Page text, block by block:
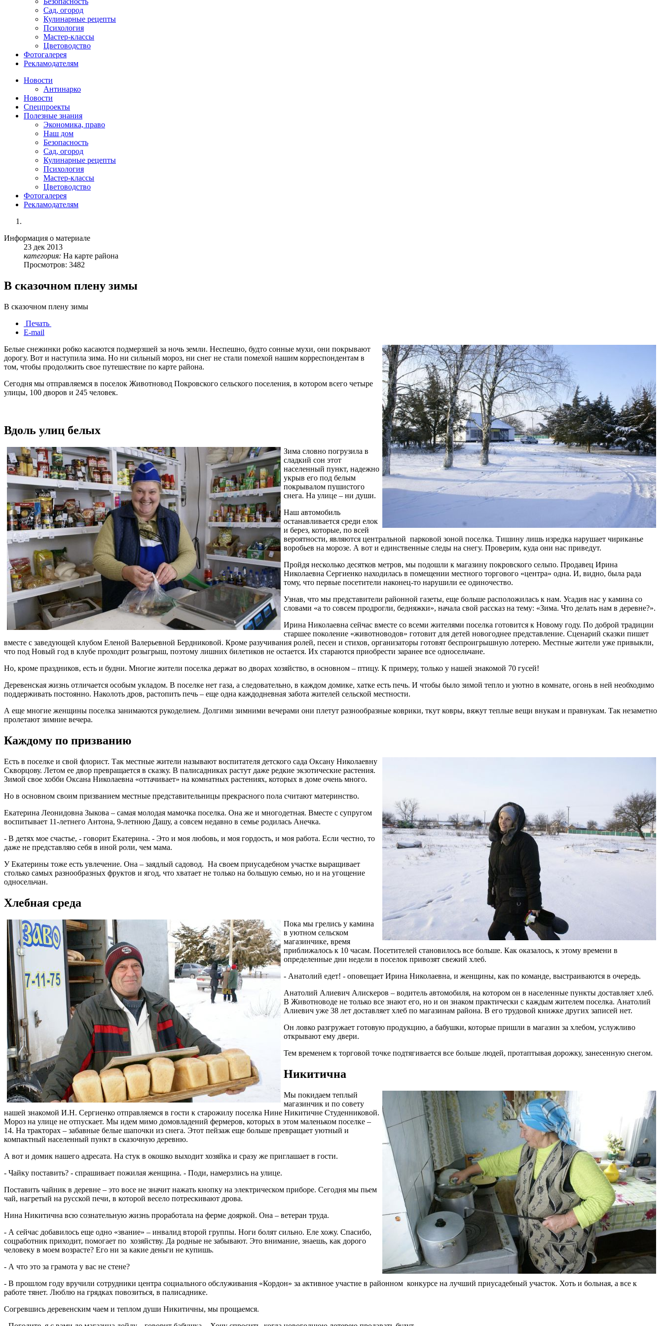
Сад, огород
Кулинарные рецепты
Психология
Мастер-классы
Цветоводство
Фотогалерея
Рекламодателям
Новости
Антинарко
Новости
Спецпроекты
Полезные знания
Экономика, право
Наш дом
Безопасность
Сад, огород
Кулинарные рецепты
Психология
Мастер-классы
Цветоводство
Фотогалерея
Рекламодателям
Информация о материале
23 дек 2013
категория: На карте района
Просмотров: 3482
В сказочном плену зимы
В сказочном плену зимы
Печать
E-mail
Белые снежинки робко касаются подмерзшей за ночь земли. Неспешно, будто сонные мухи, они покрывают
дорогу. Вот и наступила зима. Но ни сильный мороз, ни снег не стали помехой нашим корреспондентам в
том, чтобы продолжить свое путешествие по карте района.
Сегодня мы отправляемся в поселок Животновод Покровского сельского поселения, в котором всего четыре
улицы, 100 дворов и 245 человек.
Вдоль улиц белых
Зима словно погрузила в
сладкий сон этот
населенный пункт, надежно
укрыв его под белым
покрывалом пушистого
снега. На улице – ни души.
Наш автомобиль
останавливается среди елок
и берез, которые, по всей
вероятности, являются центральной парковой зоной поселка. Тишину лишь изредка нарушает чириканье
воробьев на морозе. А вот и единственные следы на снегу. Проверим, куда они нас приведут.
Пройдя несколько десятков метров, мы подошли к магазину покровского сельпо. Продавец Ирина
Николаевна Сергиенко находилась в помещении местного торгового «центра» одна. И, видно, была рада
тому, что первые посетители наконец-то нарушили ее одиночество.
Узнав, что мы представители районной газеты, еще больше расположилась к нам. Усадив нас у камина со
словами «а то совсем продрогли, бедняжки», начала свой рассказ на тему: «Зима. Что делать нам в деревне?».
Ирина Николаевна сейчас вместе со всеми жителями поселка готовится к Новому году. По доброй традиции
старшее поколение «животноводов» готовит для детей новогоднее представление. Сценарий сказки пишет
вместе с заведующей клубом Еленой Валерьевной Бердниковой. Кроме разучивания ролей, песен и стихов, организаторы готовят беспроигрышную лотерею. Местные жители уже привыкли,
что под Новый год в клубе проходит розыгрыш, поэтому лишних билетиков не остается. Их стараются приобрести заранее все односельчане.
Но, кроме праздников, есть и будни. Многие жители поселка держат во дворах хозяйство, в основном – птицу. К примеру, только у нашей знакомой 70 гусей!
Деревенская жизнь отличается особым укладом. В поселке нет газа, а следовательно, в каждом домике, хатке есть печь. И чтобы было зимой тепло и уютно в комнате, огонь в ней необходимо
поддерживать постоянно. Наколоть дров, растопить печь – еще одна каждодневная забота жителей сельской местности.
А еще многие женщины поселка занимаются рукоделием. Долгими зимними вечерами они плетут разнообразные коврики, ткут ковры, вяжут теплые вещи внукам и правнукам. Так незаметно
пролетают зимние вечера.
Каждому по призванию
Есть в поселке и свой флорист. Так местные жители называют воспитателя детского сада Оксану Николаевну
Скворцову. Летом ее двор превращается в сказку. В палисадниках растут даже редкие экзотические растения.
Зимой свое хобби Оксана Николаевна «оттачивает» на комнатных растениях, которых в доме очень много.
Но в основном своим призванием местные представительницы прекрасного пола считают материнство.
Екатерина Леонидовна Зыкова – самая молодая мамочка поселка. Она же и многодетная. Вместе с супругом
воспитывает 11-летнего Антона, 9-летнюю Дашу, а совсем недавно в семье родилась Анечка.
- В детях мое счастье, - говорит Екатерина. - Это и моя любовь, и моя гордость, и моя работа. Если честно, то
даже не представляю себя в иной роли, чем мама.
У Екатерины тоже есть увлечение. Она – заядлый садовод. На своем приусадебном участке выращивает
столько самых разнообразных фруктов и ягод, что хватает не только на большую семью, но и на угощение
односельчан.
Хлебная среда
Пока мы грелись у камина
в уютном сельском
магазинчике, время
приближалось к 10 часам. Посетителей становилось все больше. Как оказалось, к этому времени в
определенные дни недели в поселок привозят свежий хлеб.
- Анатолий едет! - оповещает Ирина Николаевна, и женщины, как по команде, выстраиваются в очередь.
Анатолий Алиевич Алискеров – водитель автомобиля, на котором он в населенные пункты доставляет хлеб.
В Животноводе не только все знают его, но и он знаком практически с каждым жителем поселка. Анатолий
Алиевич уже 38 лет доставляет хлеб по магазинам района. В его трудовой книжке других записей нет.
Он ловко разгружает готовую продукцию, а бабушки, которые пришли в магазин за хлебом, услужливо
открывают ему двери.
Тем временем к торговой точке подтягивается все больше людей, протаптывая дорожку, занесенную снегом.
Никитична
Мы покидаем теплый
магазинчик и по совету
нашей знакомой И.Н. Сергиенко отправляемся в гости к старожилу поселка Нине Никитичне Студенниковой.
Мороз на улице не отпускает. Мы идем мимо домовладений фермеров, которых в этом маленьком поселке –
14. На тракторах – забавные белые шапочки из снега. Этот пейзаж еще больше превращает уютный и
компактный населенный пункт в сказочную деревню.
А вот и домик нашего адресата. На стук в окошко выходит хозяйка и сразу же приглашает в гости.
- Чайку поставить? - спрашивает пожилая женщина. - Поди, намерзлись на улице.
Поставить чайник в деревне – это восе не значит нажать кнопку на электрическом приборе. Сегодня мы пьем
чай, нагретый на русской печи, в которой весело потрескивают дрова.
Нина Никитична всю сознательную жизнь проработала на ферме дояркой. Она – ветеран труда.
- А сейчас добавилось еще одно «звание» – инвалид второй группы. Ноги болят сильно. Еле хожу. Спасибо,
соцработник приходит, помогает по хозяйству. Да родные не забывают. Это внимание, знаешь, как дорого
человеку в моем возрасте? Его ни за какие деньги не купишь.
- А что это за грамота у вас не стене?
- В прошлом году вручили сотрудники центра социального обслуживания «Кордон» за активное участие в районном конкурсе на лучший приусадебный участок. Хоть и больная, а все к
работе тянет. Люблю на грядках повозиться, в палисаднике.
Согревшись деревенским чаем и теплом души Никитичны, мы прощаемся.